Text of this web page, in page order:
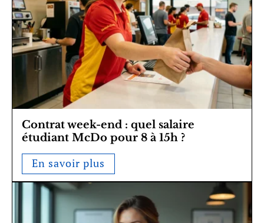
Contrat week-end : quel salaire
étudiant McDo pour 8 à 15h ?
En savoir plus